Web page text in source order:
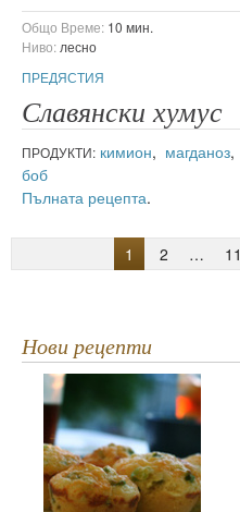
Общо Време: 10 мин.
Ниво: лесно
ПРЕДЯСТИЯ
Славянски хумус
ПРОДУКТИ: кимион, магданоз,
боб
Пълната рецепта.
1 2 … 11
Нови рецепти